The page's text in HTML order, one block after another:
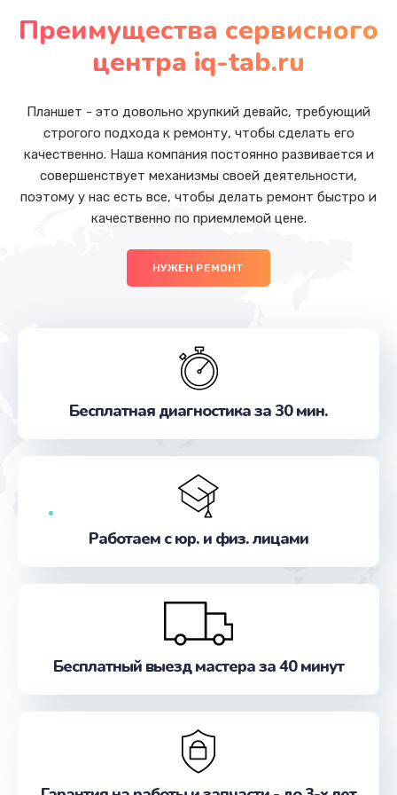
от 590 руб.
Заказать
Замена задней крышки устройства
Заказать
Замена камеры (внешней или внутренней)
от 450 руб.
Заказать
Заказать
от 740 руб.
Заказать
Настройка программного обеспечения
от 500 руб.
Заказать
от 3300 руб.
Заказать
Прошивка устройства (без сохранения данных)
от 550 руб.
Заказать
Замена лотка Flash
Преимущества сервисного
центра iq-tab.ru
Планшет - это довольно хрупкий девайс, требующий
строгого подхода к ремонту, чтобы сделать его
качественно. Наша компания постоянно развивается и
совершенствует механизмы своей деятельности,
поэтому у нас есть все, чтобы делать ремонт быстро и
качественно по приемлемой цене.
НУЖЕН РЕМОНТ
Бесплатная диагностика за 30 мин.
Работаем с юр. и физ. лицами
Бесплатный выезд мастера за 40 минут